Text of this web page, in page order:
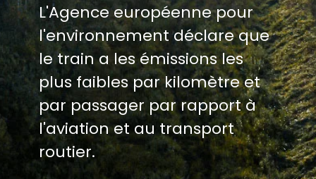
L'Agence européenne pour
l'environnement déclare que
le train a les émissions les
plus faibles par kilomètre et
par passager par rapport à
l'aviation et au transport
routier.